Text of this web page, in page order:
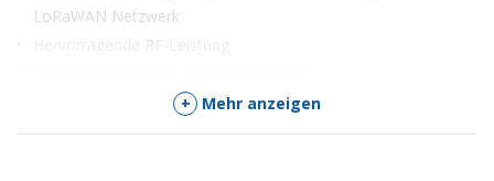
LoRaWAN Netzwerk
Geringe Kosten, geringer Verbrauch
+ Mehr anzeigen